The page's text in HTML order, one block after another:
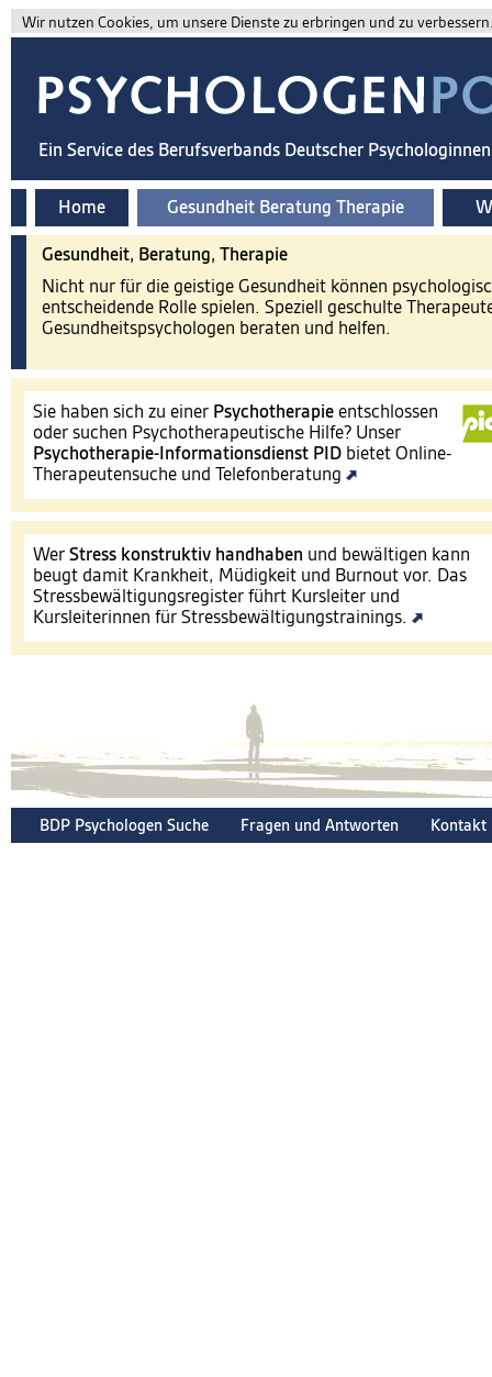
Wir nutzen Cookies, um unsere Dienste zu erbringen und zu
Ein Service des Berufsverbands Deutscher
Home Gesundheit Beratung Therapie
Gesundheit, Beratung, Therapie
Nicht nur für die geistige Gesundheit können
entscheidende Rolle spielen. Speziell geschulte
Gesundheitspsychologen beraten und helfen.
Sie haben sich zu einer Psychotherapie entschlossen
oder suchen Psychotherapeutische Hilfe? Unser
Psychotherapie-Informationsdienst PID bietet Online-
Therapeutensuche und Telefonberatung
Wer Stress konstruktiv handhaben und bewältigen kann
beugt damit Krankheit, Müdigkeit und Burnout vor. Das
Stressbewältigungsregister führt Kursleiter und
Kursleiterinnen für Stressbewältigungstrainings.
BDP Psychologen Suche Fragen und Antworten Kontakt